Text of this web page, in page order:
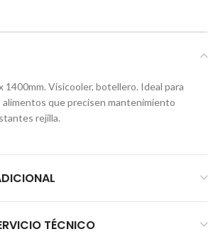
1400mm. Visicooler, botellero. Ideal para
alimentos que precisen mantenimiento
rejilla.
TÉCNICO